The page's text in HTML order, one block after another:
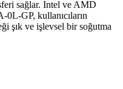
sağlar. Intel ve AMD
GP, kullanıcıların
şık ve işlevsel bir soğutma